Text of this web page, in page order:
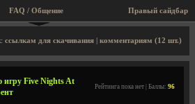
Правый сайдбар
FAQ / Общение
торрент, скриншоты, видео
ссылкам для скачивания комментариям (12 шт.)
игру Five Nights At
Рейтинга пока нет | Баллы: 96